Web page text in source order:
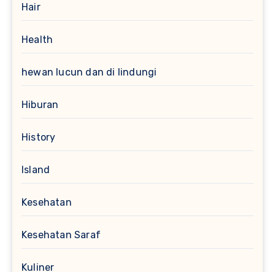
Hair
Health
hewan lucun dan di lindungi
Hiburan
History
Island
Kesehatan
Kesehatan Saraf
Kuliner